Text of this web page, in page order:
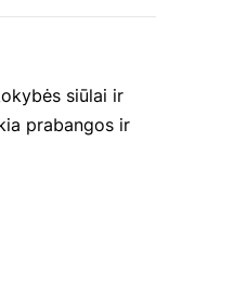
siūlai ir
prabangos ir